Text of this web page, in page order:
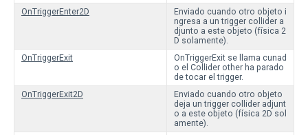
OnTriggerEnter2D
Enviado cuando otro objeto i
ngresa a un trigger collider a
djunto a este objeto (física 2
D solamente).
OnTriggerExit
OnTriggerExit se llama cunad
o el Collider other ha parado
de tocar el trigger.
OnTriggerExit2D
Enviado cuando otro objeto
deja un trigger collider adjunt
o a este objeto (física 2D sol
amente).